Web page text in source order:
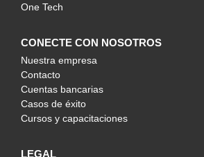
One Tech
CONECTE CON NOSOTROS
Nuestra empresa
Contacto
Cuentas bancarias
Casos de éxito
Cursos y capacitaciones
LEGAL